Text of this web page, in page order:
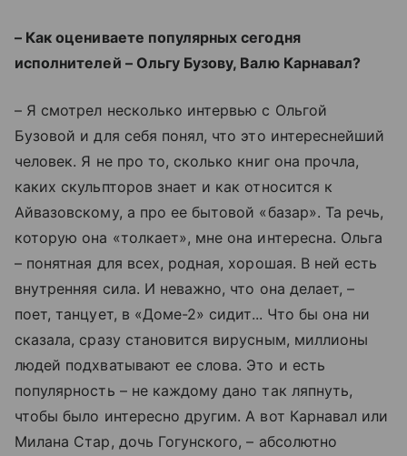
– Как оцениваете популярных сегодня
исполнителей – Ольгу Бузову, Валю Карнавал?
– Я смотрел несколько интервью с Ольгой
Бузовой и для себя понял, что это интереснейший
человек. Я не про то, сколько книг она прочла,
каких скульпторов знает и как относится к
Айвазовскому, а про ее бытовой «базар». Та речь,
которую она «толкает», мне она интересна. Ольга
– понятная для всех, родная, хорошая. В ней есть
внутренняя сила. И неважно, что она делает, –
поет, танцует, в «Доме-2» сидит... Что бы она ни
сказала, сразу становится вирусным, миллионы
людей подхватывают ее слова. Это и есть
популярность – не каждому дано так ляпнуть,
чтобы было интересно другим. А вот Карнавал или
Милана Стар, дочь Гогунского, – абсолютно